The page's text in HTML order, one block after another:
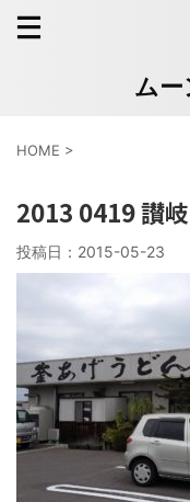
ムー
HOME >
2013 0419 讃
投稿日： 2015-05-23